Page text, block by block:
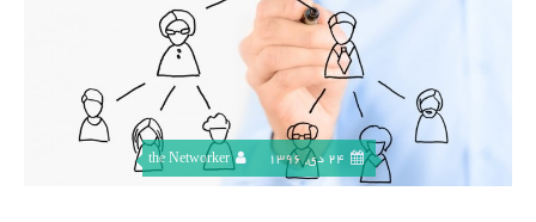
24 دی, 1396 the Networker